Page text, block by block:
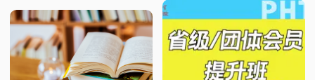
学院联合著名策展人、图片编
辑张晓蓉老师精心打磨“全国
影展入展作品解析课”，绝非
简单的“国展攻略”，而是希望
引领您将“国展”视为一个鲜活